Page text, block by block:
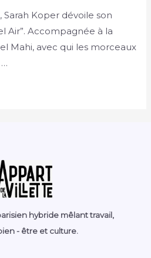
Koper dévoile son
Air”. Accompagnée à la
Mahi, avec qui les morceaux
hybride mêlant travail,
- être et culture.